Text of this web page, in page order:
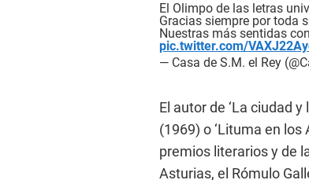
El Olimpo de las letras
Gracias siempre por toda
Nuestras más sentidas
pic.twitter.com/
— Casa de S.M. el Rey
El autor de ‘La ciudad y
(1969) o ‘Lituma en
premios literarios y de
Asturias, el Rómulo